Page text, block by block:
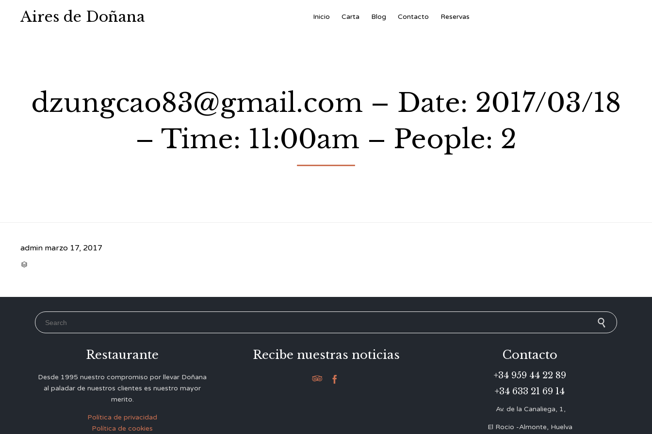
Aires de Doñana Inicio Carta Blog Contacto Reservas
dzungcao83@gmail.com – Date: 2017/03/18
– Time: 11:00am – People: 2
admin marzo 17, 2017

Search for:
Restaurante
Desde 1995 nuestro compromiso por llevar Doñana
al paladar de nuestros clientes es nuestro mayor
merito.
Política de privacidad
Política de cookies
Recibe nuestras noticias
 
Contacto
+34 959 44 22 89
+34 633 21 69 14
Av. de la Canaliega, 1,
El Rocio -Almonte, Huelva